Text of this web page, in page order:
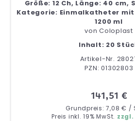
Größe: 12 Ch, Länge: 40 cm,
Kategorie: Einmalkatheter mit
1200 ml
vonColoplast
Inhalt: 20
Artikel-Nr.
PZN: 01302803
141,51 €
Grundpreis: 7,08 € /
Preis inkl. 19% MwSt.